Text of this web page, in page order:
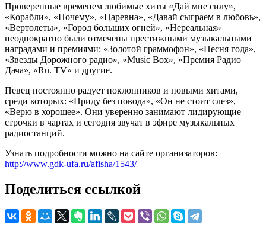
Проверенные временем любимые хиты «Дай мне силу»,
«Корабли», «Почему», «Царевна», «Давай сыграем в любовь»,
«Вертолеты», «Город больших огней», «Нереальная»
неоднократно были отмечены престижными музыкальными
наградами и премиями: «Золотой граммофон», «Песня года»,
«Звезды Дорожного радио», «Music Box», «Премия Радио
Дача», «Ru. TV» и другие.
Певец постоянно радует поклонников и новыми хитами,
среди которых: «Приду без повода», «Он не стоит слез»,
«Верю в хорошее». Они уверенно занимают лидирующие
строчки в чартах и сегодня звучат в эфире музыкальных
радиостанций.
Узнать подробности можно на сайте организаторов:
http://www.gdk-ufa.ru/afisha/1543/
Поделиться ссылкой